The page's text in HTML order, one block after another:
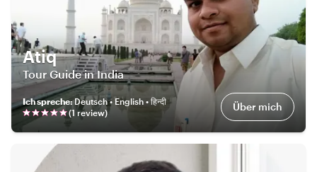
Atiq
Tour Guide in India
Ich spreche:Deutsch • English • हिन्दी
(1 review) Über mich